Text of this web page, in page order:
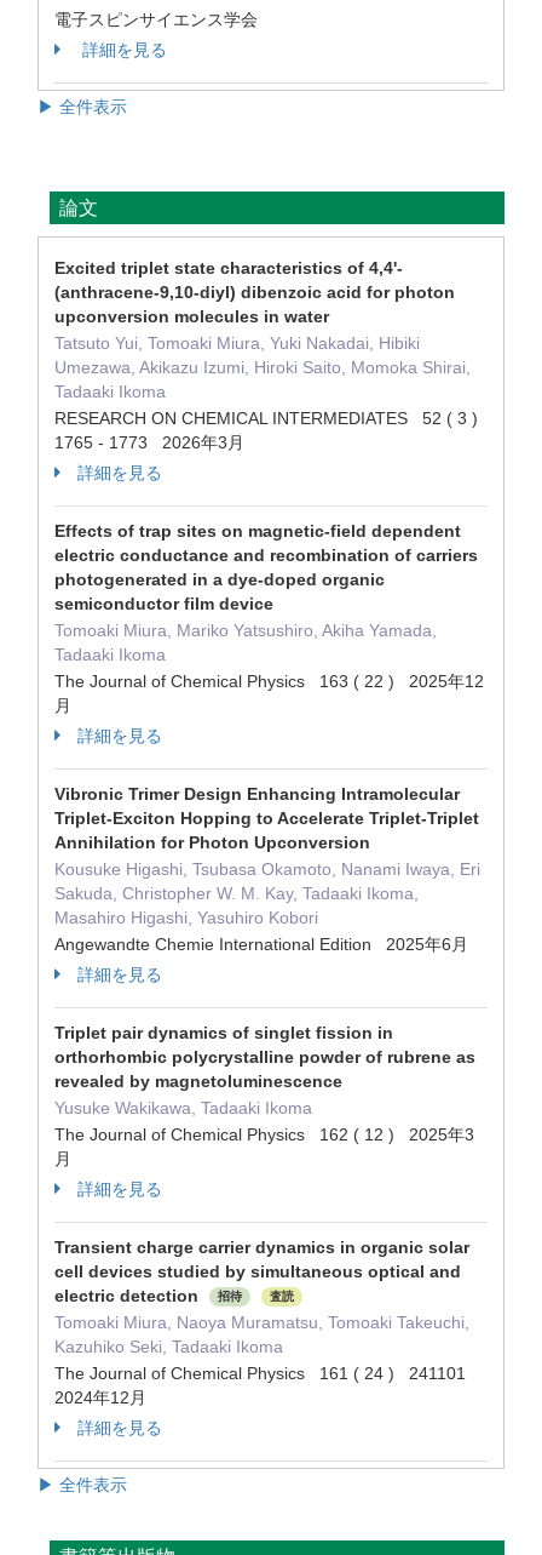
電子スピンサイエンス学会
詳細を見る
▶ 全件表示
論文
Excited triplet state characteristics of 4,4'-
(anthracene-9,10-diyl) dibenzoic acid for photon
upconversion molecules in water
Tatsuto Yui, Tomoaki Miura, Yuki Nakadai, Hibiki
Umezawa, Akikazu Izumi, Hiroki Saito, Momoka Shirai,
Tadaaki Ikoma
RESEARCH ON CHEMICAL INTERMEDIATES 52 ( 3 )
1765 - 1773 2026年3月
詳細を見る
Effects of trap sites on magnetic-field dependent
electric conductance and recombination of carriers
photogenerated in a dye-doped organic
semiconductor film device
Tomoaki Miura, Mariko Yatsushiro, Akiha Yamada,
Tadaaki Ikoma
The Journal of Chemical Physics 163 ( 22 ) 2025年12
月
詳細を見る
Vibronic Trimer Design Enhancing Intramolecular
Triplet‐Exciton Hopping to Accelerate Triplet‐Triplet
Annihilation for Photon Upconversion
Kousuke Higashi, Tsubasa Okamoto, Nanami Iwaya, Eri
Sakuda, Christopher W. M. Kay, Tadaaki Ikoma,
Masahiro Higashi, Yasuhiro Kobori
Angewandte Chemie International Edition 2025年6月
詳細を見る
Triplet pair dynamics of singlet fission in
orthorhombic polycrystalline powder of rubrene as
revealed by magnetoluminescence
Yusuke Wakikawa, Tadaaki Ikoma
The Journal of Chemical Physics 162 ( 12 ) 2025年3
月
詳細を見る
Transient charge carrier dynamics in organic solar
cell devices studied by simultaneous optical and
electric detection
招待 査読
Tomoaki Miura, Naoya Muramatsu, Tomoaki Takeuchi,
Kazuhiko Seki, Tadaaki Ikoma
The Journal of Chemical Physics 161 ( 24 ) 241101
2024年12月
詳細を見る
▶ 全件表示